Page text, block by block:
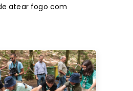
atear fogo com